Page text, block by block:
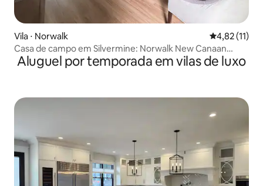
Vila ⋅ Norwalk 4,82 de uma
4,82 (11)
Casa de campo em Silvermine: Norwalk New Canaan
Wilton
Aluguel por temporada em vilas de luxo